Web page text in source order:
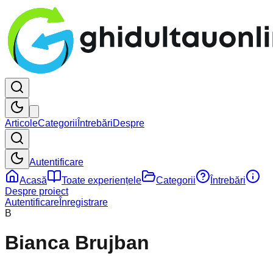
ArticoleCategorii ÎntrebăriDespre
Autentificare
Acasă
Toate experiențele Categorii
Întrebări
Despre proiect
Autentificare Înregistrare
B
Bianca Brujban